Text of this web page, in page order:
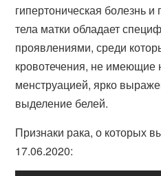
гипертоническая болезнь
тела матки обладает
проявлениями, среди
кровотечения, не имеющие
менструацией, ярко
выделение белей.
Признаки рака, о которых
17.06.2020: